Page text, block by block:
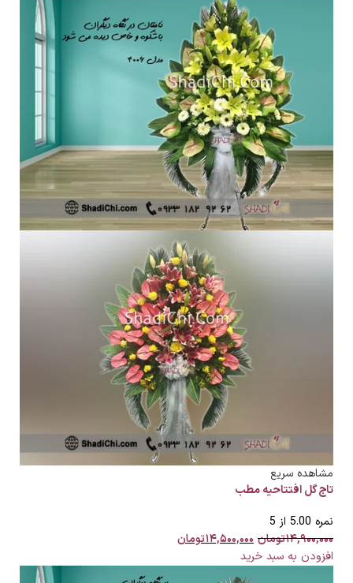
مشاهده سریع
تاج گل افتتاحیه مطب
نمره 5.00 از 5
۱۴,۹۰۰,۰۰۰تومان ۱۴,۵۰۰,۰۰۰تومان
افزودن به سبد خرید